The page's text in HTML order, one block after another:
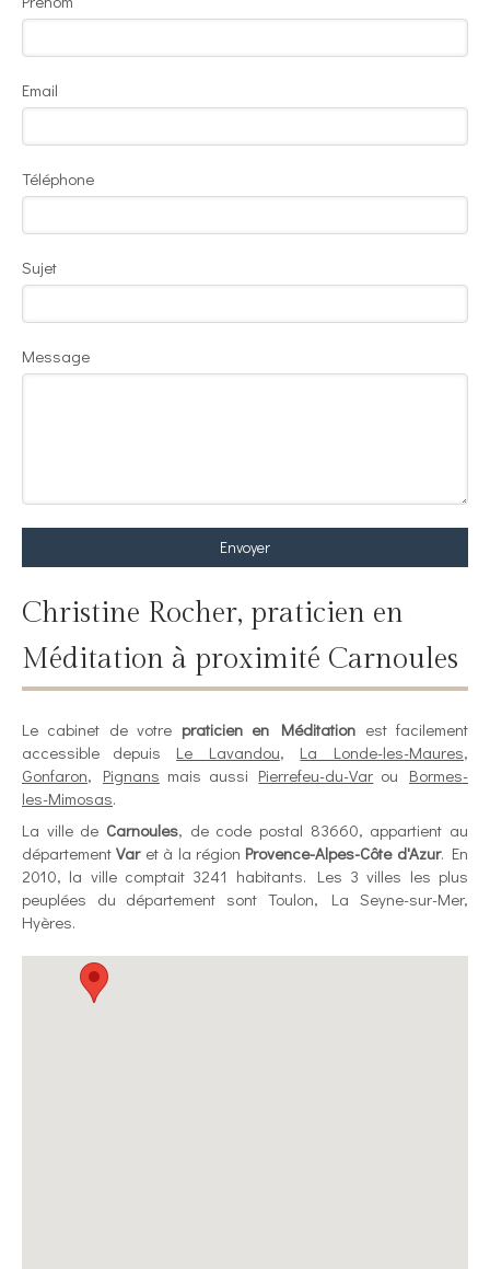
Email
Téléphone
Sujet
Message
Envoyer
Christine Rocher, praticien en
Méditation à proximité Carnoules
Le cabinet de votre praticien en Méditation est facilement
accessible depuis Le Lavandou, La Londe-les-Maures,
Gonfaron, Pignans mais aussi Pierrefeu-du-Var ou Bormes-
les-Mimosas.
La ville de Carnoules, de code postal 83660, appartient au
départementVaret à la région Provence-Alpes-Côte d'Azur. En
2010, la ville comptait 3241 habitants. Les 3 villes les plus
peuplées du département sont Toulon, La Seyne-sur-Mer,
Hyères.